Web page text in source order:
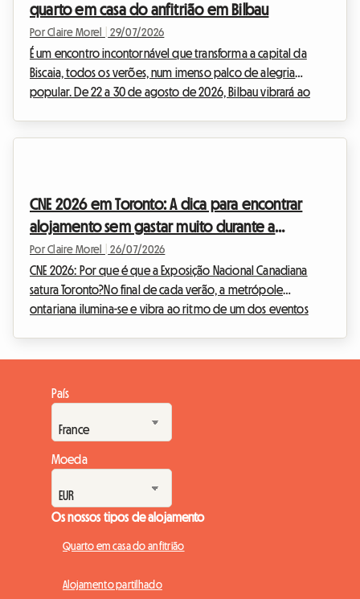
quarto em casa do anfitrião em Bilbau
Por Claire Morel 29/07/2026
É um encontro incontornável que transforma a capital da
Biscaia, todos os verões, num imenso palco de alegria
popular. De 22 a 30 de agosto de 2026, Bilbau vibrará ao
disparam, propomos na Roomlala uma alternativa
económica...
CNE 2026 em Toronto: A dica para encontrar
alojamento sem gastar muito durante a
Exposição Nacional
Por Claire Morel 26/07/2026
CNE 2026: Por que é que a Exposição Nacional Canadiana
satura Toronto?No final de cada verão, a metrópole
ontariana ilumina-se e vibra ao ritmo de um dos eventos
quentes de verão e o regresso às atividades habituais. Para a
edição da CNE 2026, que decorrerá de 21 de agosto a 7 de
setembro de 2026 na Exhibition Place de Toronto, os org...
País
Moeda
Os nossos tipos de alojamento
Quarto em casa do anfitrião
Alojamento partilhado